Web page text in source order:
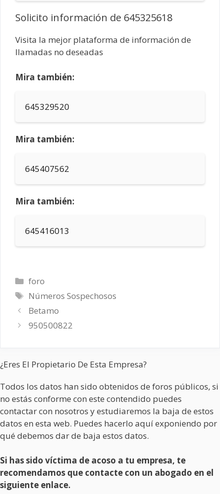
Solicito información de 645325618
Visita la mejor plataforma de información de
llamadas no deseadas
Mira también:
645329520
Mira también:
645407562
Mira también:
645416013
Categorías
foro
Etiquetas
Números Sospechosos
Betamo
950500822
¿Eres El Propietario De Esta Empresa?
Todos los datos han sido obtenidos de foros públicos, si
no estás conforme con este contendido puedes
contactar con nosotros y estudiaremos la baja de estos
datos en esta web. Puedes hacerlo aquí exponiendo por
qué debemos dar de baja estos datos.
Si has sido víctima de acoso a tu empresa, te
recomendamos que contacte con un abogado en el
siguiente enlace.